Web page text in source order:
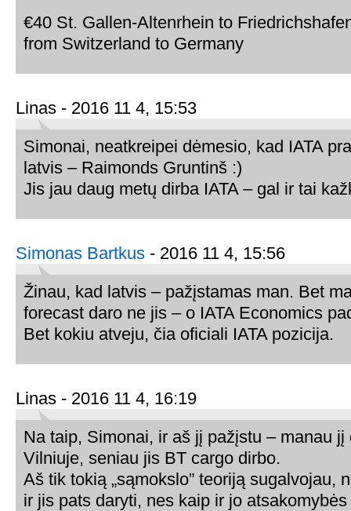
€40 St. Gallen-Altenrhein to
from Switzerland to Germany
Linas - 2016 11 4, 15:53
Simonai, neatkreipei dėmesio, kad IATA
latvis – Raimonds Gruntinš :)
Jis jau daug metų dirba IATA – gal ir tai
Simonas Bartkus - 2016 11 4, 15:56
Žinau, kad latvis – pažįstamas man. Bet
forecast daro ne jis – o IATA Economics
Bet kokiu atveju, čia oficiali IATA pozicija.
Linas - 2016 11 4, 16:19
Na taip, Simonai, ir aš jį pažįstu – manau
Vilniuje, seniau jis BT cargo dirbo.
Aš tik tokią „sąmokslo” teoriją sugalvojau,
ir jis pats daryti, nes kaip ir jo